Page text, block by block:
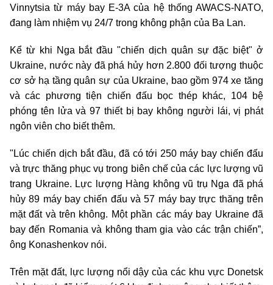
Vinnytsia từ máy bay E-3A của hệ thống AWACS-NATO,
đang làm nhiệm vụ 24/7 trong không phận của Ba Lan.
Kể từ khi Nga bắt đầu "chiến dịch quân sự đặc biệt" ở
Ukraine, nước này đã phá hủy hơn 2.800 đối tượng thuộc
cơ sở hạ tầng quân sự của Ukraine, bao gồm 974 xe tăng
và các phương tiện chiến đấu bọc thép khác, 104 bệ
phóng tên lửa và 97 thiết bị bay không người lái, vị phát
ngôn viên cho biết thêm.
"Lúc chiến dịch bắt đầu, đã có tới 250 máy bay chiến đấu
và trực thăng phục vụ trong biên chế của các lực lượng vũ
trang Ukraine. Lực lượng Hàng không vũ trụ Nga đã phá
hủy 89 máy bay chiến đấu và 57 máy bay trực thăng trên
mặt đất và trên không. Một phần các máy bay Ukraine đã
bay đến Romania và không tham gia vào các trận chiến”,
ông Konashenkov nói.
Trên mặt đất, lực lượng nổi dậy của các khu vực Donetsk